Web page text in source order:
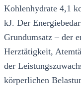
Kohlenhydrate 4,1
kJ. Der
Grundumsatz – der
Herztätigkeit,
der
körperlichen